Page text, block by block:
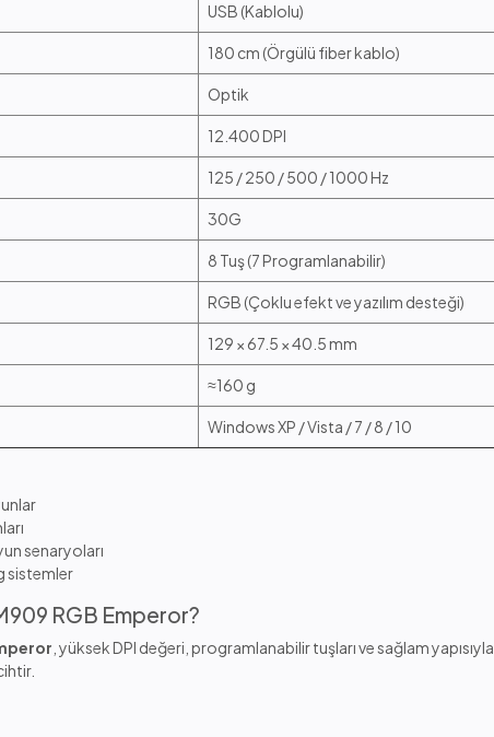
USB (Kablolu)
180 cm (Örgülü fiber kablo)
Optik
12.400 DPI
125 / 250 / 500 / 1000 Hz
30G
8 Tuş (7 Programlanabilir)
RGB (Çoklu efekt ve yazılım desteği)
129 × 67.5 × 40.5 mm
≈160 g
Windows XP / Vista / 7 / 8 / 10
senaryoları
sistemler
RGB Emperor?
, yüksek DPI değeri, programlanabilir tuşları ve sağlam yapısıyla